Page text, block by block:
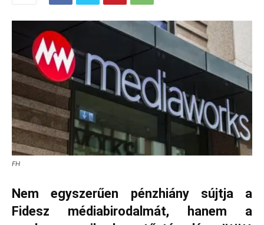
FH
Nem egyszerűen pénzhiány sújtja a
Fidesz médiabirodalmát, hanem a